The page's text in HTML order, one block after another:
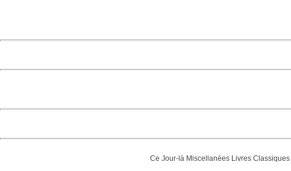
Ce Jour-là Miscellanées Livres Classiques